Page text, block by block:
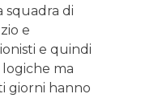
squadra di
e
e quindi
ma
giorni hanno